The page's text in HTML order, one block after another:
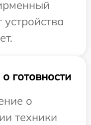
готовности
о
техники